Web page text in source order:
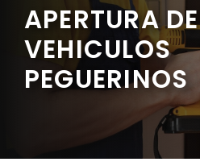
APERTURA DE
VEHICULOS
PEGUERINOS